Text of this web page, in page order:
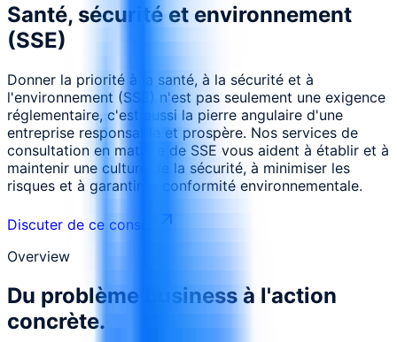
Santé, sécurité et environnement
(SSE)
Donner la priorité à la santé, à la sécurité et à
l'environnement (SSE) n'est pas seulement une exigence
réglementaire, c'est aussi la pierre angulaire d'une
entreprise responsable et prospère. Nos services de
consultation en matière de SSE vous aident à établir et à
maintenir une culture de la sécurité, à minimiser les
risques et à garantir la conformité environnementale.
Discuter de ce conseil
Overview
Du problème business à l'action
concrète.